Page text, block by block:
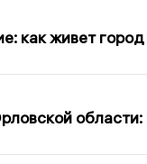
как живет